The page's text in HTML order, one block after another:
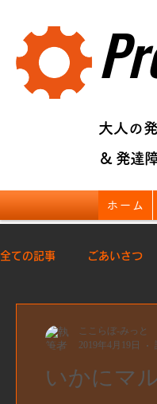
大人の
＆ 発達
ホーム
全ての記事 ごあいさつ
みっとの感覚を言語化
いかにマ
ここらぼ-みっと
2019年4月19日